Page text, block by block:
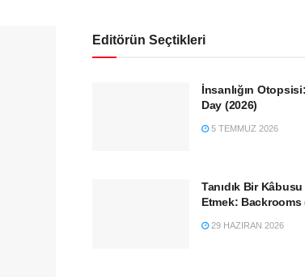
Editörün Seçtikleri
İnsanlığın
Day (2026)
5 TEMMUZ 2026
Tanıdık Bir
Etmek: Backrooms
29 HAZIRAN 2026